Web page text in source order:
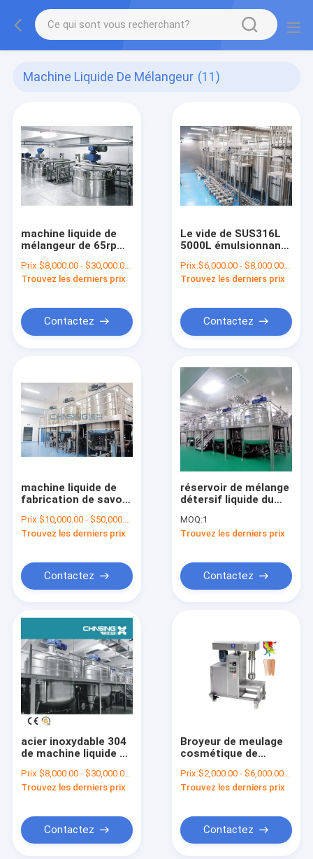
Machine Liquide De Mélangeur (11)
machine liquide de
mélangeur de 65rpm
détergent de liquide
de lavage de plat
Prix:$8,000.00 - $30,000.00/Sets
Trouvez les derniers prix
Contactez
Le vide de SUS316L
5000L émulsionnant
d'émulsification de
vide de crème
Prix:$6,000.00 - $8,000.00/Sets
Trouvez les derniers prix
Contactez
machine liquide de
fabrication de savon
SUS316L du
mélangeur 2400L 22
Prix:$10,000.00 - $50,000.00/Sets
Trouvez les derniers prix
Contactez
réservoir de mélange
détersif liquide du
l'option de
homogénisateur
MOQ:1
Trouvez les derniers prix
Contactez
acier inoxydable 304
de machine liquide de
de lavage de la main
500L
Prix:$8,000.00 - $30,000.00/Sets
Trouvez les derniers prix
Contactez
Broyeur de meulage
cosmétique de
machine 12L de
moulin
Prix:$2,000.00 - $6,000.00/Sets
Trouvez les derniers prix
Contactez